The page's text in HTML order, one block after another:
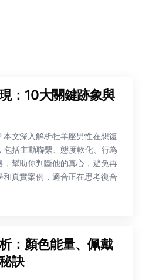
：10大關鍵跡象與
文深入解析牡羊座男性在想復
括主動聯繫、態度軟化、行為
幫助你判斷他的真心，避免再
真實案例，適合正在思考復合
：顏色能量、佩戴
訣